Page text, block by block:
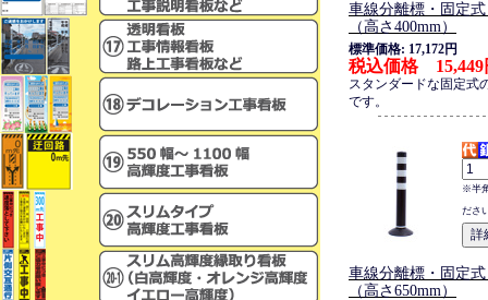
車線分離標・固定
（高さ400mm）
標準価格: 17,172円
税込価格 15,449
スタンダードな固定式
です。
※半
ださ
車線分離標・固定
（高さ650mm）